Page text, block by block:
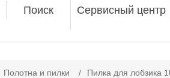
Поиск Сервисный центр
Полотна и пилки / Пилка для лобзика